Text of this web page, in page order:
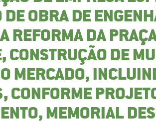
DE OBRA DE
REFORMA DA
CONSTRUÇÃO DE
MERCADO,
CONFORME
MEMORIAL